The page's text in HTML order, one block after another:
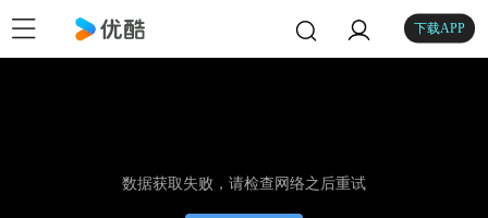
下载APP
数据获取失败，请检查网络之后重试